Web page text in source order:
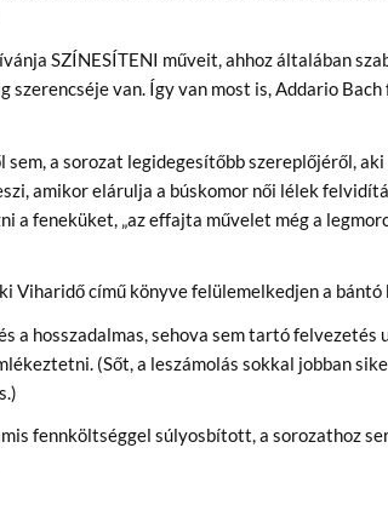
SZÍNESÍTENI műveit, ahhoz általában
van. Így van most is, Addario Bach
a sorozat legidegesítőbb szereplőjéről, aki
amikor elárulja a búskomor női lélek
feneküket, „az effajta művelet még a
Viharidő című könyve felülemelkedjen a bántó
a hosszadalmas, sehova sem tartó felvezetés
(Sőt, a leszámolás sokkal jobban
fennköltséggel súlyosbított, a sorozathoz